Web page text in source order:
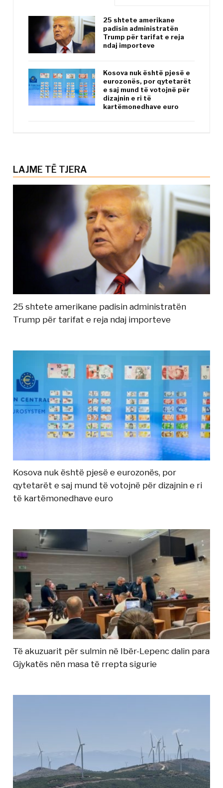
25 shtete amerikane
padisin administratën
Trump për tarifat e reja
ndaj importeve
Kosova nuk është pjesë e
eurozonës, por qytetarët
e saj mund të votojnë për
dizajnin e ri të
kartëmonedhave euro
LAJME TË TJERA
25 shtete amerikane padisin administratën
Trump për tarifat e reja ndaj importeve
Kosova nuk është pjesë e eurozonës, por
qytetarët e saj mund të votojnë për dizajnin e ri
të kartëmonedhave euro
Të akuzuarit për sulmin në Ibër-Lepenc dalin para
Gjykatës nën masa të rrepta sigurie